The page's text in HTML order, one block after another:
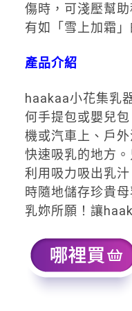
傷時，可淺壓幫
有如「雪上加霜」
產品介紹
haakaa小花集乳
何手提包或嬰兒
機或汽車上、戶
快速吸乳的地方
利用吸力吸出乳
時隨地儲存珍貴
乳妳所願！讓